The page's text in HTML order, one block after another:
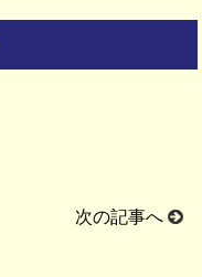
次の記事へ